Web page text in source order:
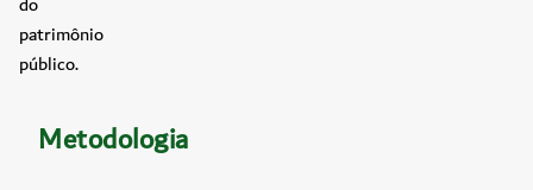
patrimônio
público.
Metodologia